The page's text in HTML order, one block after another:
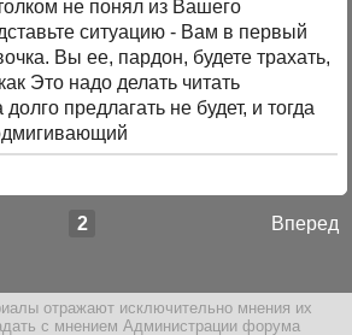
не понял из Вашего
ситуацию - Вам в первый
Вы ее, пардон, будете трахать,
Это надо делать читать
предлагать не будет, и тогда
Вперед
2
отражают исключительно мнения их
с мнением Администрации форума